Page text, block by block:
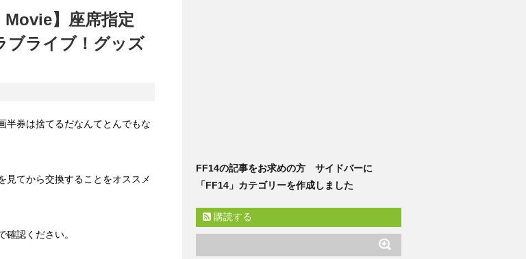
】座席指定
ライブ！グッズ
半券は捨てるだなんてとんでもな
見てから交換することをオススメ
認ください。
FF14の記事をお求めの方 サイドバーに
「FF14」カテゴリーを作成しました
購読する